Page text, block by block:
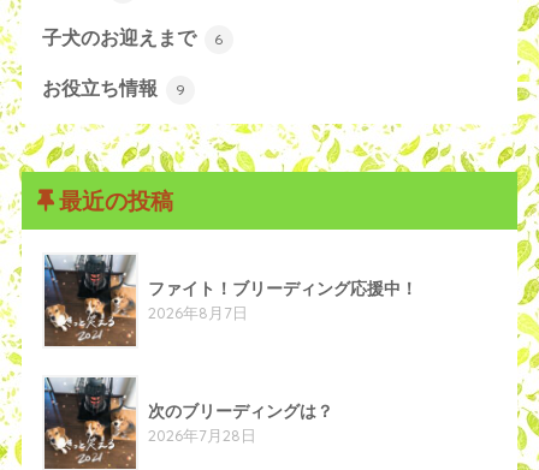
子犬のお迎えまで 6
お役立ち情報 9
最近の投稿
ファイト！ブリーディング応援中！
2026年8月7日
次のブリーディングは？
2026年7月28日